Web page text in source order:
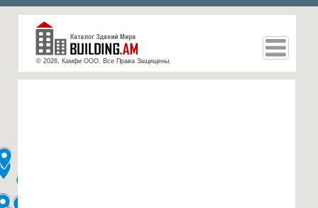
© 2026, Камфи ООО. Все Права Защищены.